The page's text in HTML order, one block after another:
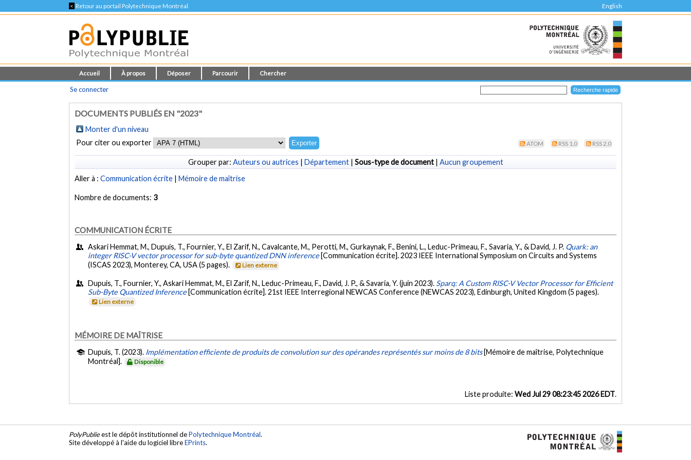
< Retour au portail Polytechnique Montréal English
Accueil À propos Déposer Parcourir Chercher
Se connecter
DOCUMENTS PUBLIÉS EN "2023"
Monter d'un niveau
Pour citer ou exporter
ATOM RSS 1.0 RSS 2.0
Grouper par: Auteurs ou autrices | Département| Sous-type de document| Aucun groupement
Aller à :Communication écrite |Mémoire de maîtrise
Nombre de documents: 3
COMMUNICATION ÉCRITE
Askari Hemmat, M., Dupuis, T., Fournier, Y., El Zarif, N., Cavalcante, M., Perotti, M., Gurkaynak, F., Benini, L., Leduc-Primeau, F., Savaria, Y., & David, J. P. Quark: an
integer RISC-V vector processor for sub-byte quantized DNN inference [Communication écrite]. 2023 IEEE International Symposium on Circuits and Systems
(ISCAS 2023), Monterey, CA, USA (5 pages).
Lien externe
Dupuis, T., Fournier, Y., Askari Hemmat, M., El Zarif, N., Leduc-Primeau, F., David, J. P., & Savaria, Y. (juin 2023). Sparq: A Custom RISC-V Vector Processor for Efficient
Sub-Byte Quantized Inference [Communication écrite]. 21st IEEE Interregional NEWCAS Conference (NEWCAS 2023), Edinburgh, United Kingdom (5 pages).
Lien externe
MÉMOIRE DE MAÎTRISE
Dupuis, T. (2023). Implémentation efficiente de produits de convolution sur des opérandes représentés sur moins de 8 bits [Mémoire de maîtrise, Polytechnique
Montréal].
Disponible
Liste produite: Wed Jul 29 08:23:45 2026 EDT.
PolyPublieest le dépôt institutionnel dePolytechnique Montréal.
Site développé à l'aide du logiciel libreEPrints.